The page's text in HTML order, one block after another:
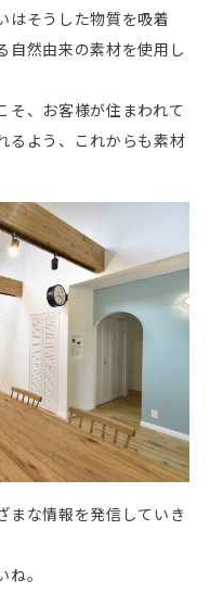
はそうした物質を吸着
自然由来の素材を使用し
そ、お客様が住まわれて
るよう、これからも素材
まな情報を発信していき
。